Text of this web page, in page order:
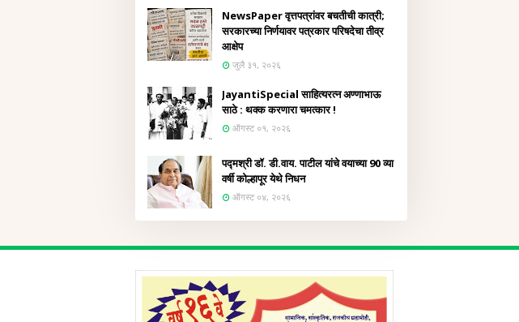
NewsPaper वृत्तपत्रांवर बचतीची कात्री;
सरकारच्या निर्णयावर पत्रकार परिषदेचा तीव्र
आक्षेप
जुलै ३१, २०२६
JayantiSpecial साहित्यरत्न अण्णाभाऊ
साठे : थक्क करणारा चमत्कार !
ऑगस्ट ०१, २०२६
पद्मश्री डॉ. डी.वाय. पाटील यांचे वयाच्या 90 व्या
वर्षी कोल्हापूर येथे निधन
ऑगस्ट ०४, २०२६